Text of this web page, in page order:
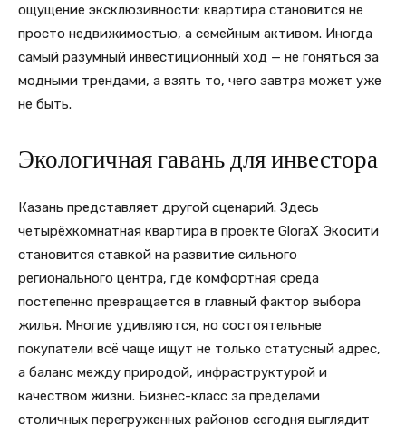
ощущение эксклюзивности: квартира становится не
просто недвижимостью, а семейным активом. Иногда
самый разумный инвестиционный ход — не гоняться за
модными трендами, а взять то, чего завтра может уже
не быть.
Экологичная гавань для инвестора
Казань представляет другой сценарий. Здесь
четырёхкомнатная квартира в проекте GloraX Экосити
становится ставкой на развитие сильного
регионального центра, где комфортная среда
постепенно превращается в главный фактор выбора
жилья. Многие удивляются, но состоятельные
покупатели всё чаще ищут не только статусный адрес,
а баланс между природой, инфраструктурой и
качеством жизни. Бизнес-класс за пределами
столичных перегруженных районов сегодня выглядит